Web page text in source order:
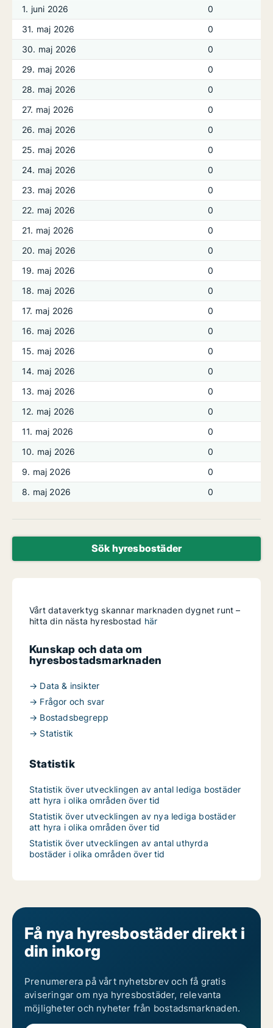
1. juni 2026
0
31. maj 2026
0
30. maj 2026
0
29. maj 2026
0
28. maj 2026
0
27. maj 2026
0
26. maj 2026
0
25. maj 2026
0
24. maj 2026
0
23. maj 2026
0
22. maj 2026
0
21. maj 2026
0
20. maj 2026
0
19. maj 2026
0
18. maj 2026
0
17. maj 2026
0
16. maj 2026
0
15. maj 2026
0
14. maj 2026
0
13. maj 2026
0
12. maj 2026
0
11. maj 2026
0
10. maj 2026
0
9. maj 2026
0
8. maj 2026
0
Sök hyresbostäder
Vårt dataverktyg skannar marknaden dygnet runt –
hitta din nästa hyresbostad här
Kunskap och data om
hyresbostadsmarknaden
→ Data & insikter
→ Frågor och svar
→ Bostadsbegrepp
→ Statistik
Statistik
Statistik över utvecklingen av antal lediga bostäder
att hyra i olika områden över tid
Statistik över utvecklingen av nya lediga bostäder
att hyra i olika områden över tid
Statistik över utvecklingen av antal uthyrda
bostäder i olika områden över tid
Få nya hyresbostäder direkt i
din inkorg
Prenumerera på vårt nyhetsbrev och få gratis
aviseringar om nya hyresbostäder, relevanta
möjligheter och nyheter från bostadsmarknaden.